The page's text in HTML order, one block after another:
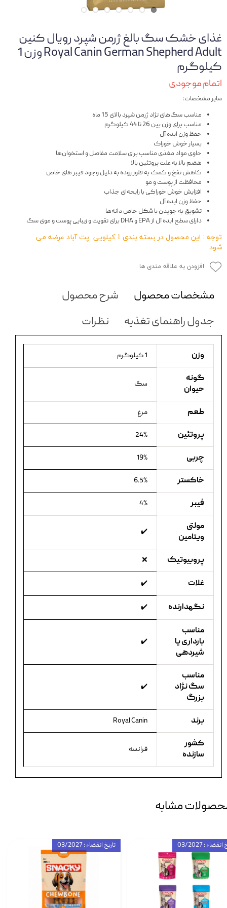
غذای خشک سگ بالغ ژرمن شپرد رویال کنین
Royal Canin German Shepherd Adult وزن 1
کیلوگرم
اتمام موجودی
سایر مشخصات:
مناسب سگ‌های نژاد ژرمن شپرد بالای 15 ماه
مناسب برای وزن بین 26 تا 44 کیلوگرم
حفظ وزن ایده آل
بسیار خوش خوراک
حاوی مواد مغذی مناسب برای سلامت مفاصل و استخوان‌ها
هضم بالا به علت پروتئین بالا
کاهش نفخ و کمک به فلور روده به دلیل وجود فیبر های خاص
محافظت از پوست و مو
افزایش خوش خوراکی با رایحه‌ای جذاب
حفظ وزن ایده آل
تشویق به جویدن با شکل خاص دانه‌ها
دارای سطح ایده آل از EPA و DHA برای تقویت و زیبایی پوست و موی سگ
توجه : این محصول در بسته بندی 1 کیلویی پت آباد عرضه می
شود.
افزودن به علاقه مندی ها
مشخصات محصول
شرح محصول
جدول راهنمای تغذیه
نظرات
وزن 1 کیلوگرم
گونه
حیوان
سگ
طعم مرغ
پروتئین 24%
چربی 19%
خاکستر 6.5%
فیبر 4%
مولتی
ویتامین
✔️
پروبیوتیک ❌
غلات ✔️
نگهدارنده ✔️
مناسب
بارداری یا
شیردهی
✔️
مناسب
سگ نژاد
بزرگ
✔️
برند Royal Canin
کشور
سازنده
فرانسه
مشابه
تاریخ انقضاء : 03/2027 : 03/2027